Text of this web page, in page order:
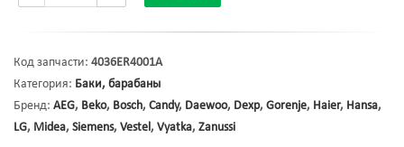
Код запчасти: 4036ER4001A
Категория: Баки, барабаны
Бренд: AEG, Beko, Bosch, Candy, Daewoo, Dexp, Gorenje, Haier, Hansa,
LG, Midea, Siemens, Vestel, Vyatka, Zanussi